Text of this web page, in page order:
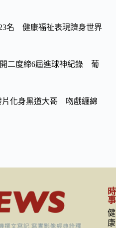
名 健康福祉表現躋身世界
二度締6屆進球神紀錄 葡
片化身黑道大哥 吻戲纏綿
時
事
健
康